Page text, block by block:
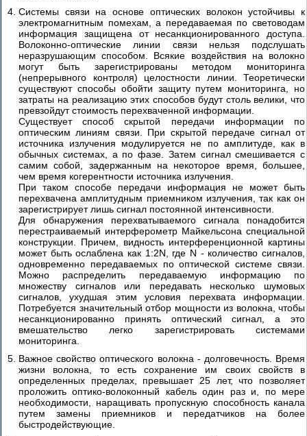
Системы связи на основе оптических волокон устойчивы к
электромагнитным помехам, а передаваемая по световодам
информация защищена от несанкционированного доступа.
Волоконно-оптические линии связи нельзя подслушать
неразрушающим способом. Всякие воздействия на волокно
могут быть зарегистрированы методом мониторинга
(непрерывного контроля) целостности линии. Теоретически
существуют способы обойти защиту путем мониторинга, но
затраты на реализацию этих способов будут столь велики, что
превзойдут стоимость перехваченной информации.
Существует способ скрытой передачи информации по
оптическим линиям связи. При скрытой передаче сигнал от
источника излучения модулируется не по амплитуде, как в
обычных системах, а по фазе. Затем сигнал смешивается с
самим собой, задержанным на некоторое время, большее,
чем время когерентности источника излучения.
При таком способе передачи информация не может быть
перехвачена амплитудным приемником излучения, так как он
зарегистрирует лишь сигнал постоянной интенсивности.
Для обнаружения перехватываемого сигнала понадобится
перестраиваемый интерферометр Майкельсона специальной
конструкции. Причем, видность интерференционной картины
может быть ослаблена как 1:2N, где N - количество сигналов,
одновременно передаваемых по оптической системе связи.
Можно распределить передаваемую информацию по
множеству сигналов или передавать несколько шумовых
сигналов, ухудшая этим условия перехвата информации.
Потребуется значительный отбор мощности из волокна, чтобы
несанкционированно принять оптический сигнал, а это
вмешательство легко зарегистрировать системами
мониторинга.
Важное свойство оптического волокна - долговечность. Время
жизни волокна, то есть сохранение им своих свойств в
определенных пределах, превышает 25 лет, что позволяет
проложить оптико-волоконный кабель один раз и, по мере
необходимости, наращивать пропускную способность канала
путем замены приемников и передатчиков на более
быстродействующие.
Технология
Power
over
Ethernet
Многоуровневый
процесс
коммуникации.
Сетевые
компоненты.
Gigabit
Ethernet
по
оптоволокну
Технология
GPON
Технология
FTTH